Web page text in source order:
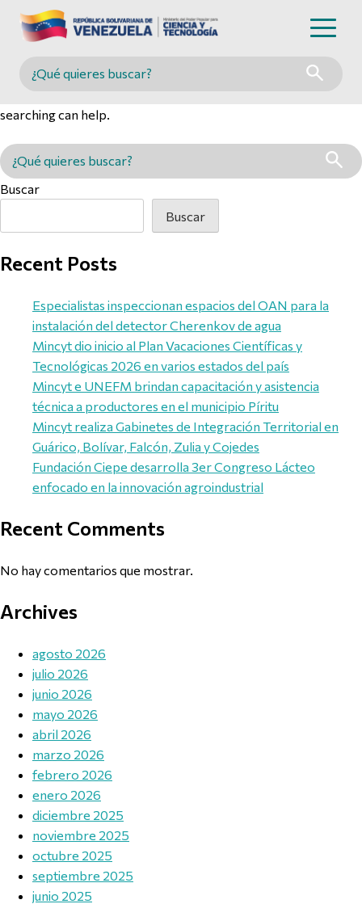
Buscar en MINCYT
searching can help.
Buscar en MINCYT
Buscar
Buscar
Recent Posts
Especialistas inspeccionan espacios del OAN para la
instalación del detector Cherenkov de agua
Mincyt dio inicio al Plan Vacaciones Científicas y
Tecnológicas 2026 en varios estados del país
Mincyt e UNEFM brindan capacitación y asistencia
técnica a productores en el municipio Píritu
Mincyt realiza Gabinetes de Integración Territorial en
Guárico, Bolívar, Falcón, Zulia y Cojedes
Fundación Ciepe desarrolla 3er Congreso Lácteo
enfocado en la innovación agroindustrial
Recent Comments
No hay comentarios que mostrar.
Archives
agosto 2026
julio 2026
junio 2026
mayo 2026
abril 2026
marzo 2026
febrero 2026
enero 2026
diciembre 2025
noviembre 2025
octubre 2025
septiembre 2025
junio 2025